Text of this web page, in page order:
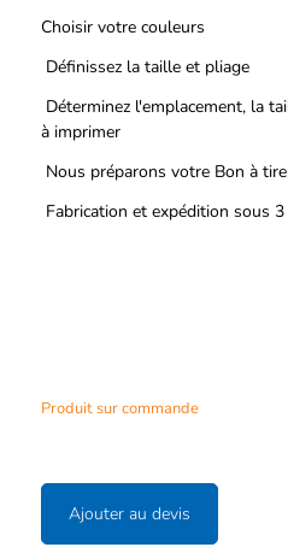
Choisir votre couleurs
Définissez la taille et pliage
Déterminez l'emplacement, la
à imprimer
Nous préparons votre Bon à
Fabrication et expédition sous 3
Produit sur commande
Ajouter au devis